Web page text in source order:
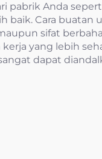
pabrik Anda
baik. Cara buatan
sifat
yang lebih
dapat